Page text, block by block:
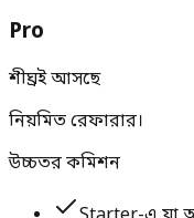
Pro
শীঘ্রই আসছে
নিয়মিত রেফারার।
উচ্চতর কমিশন